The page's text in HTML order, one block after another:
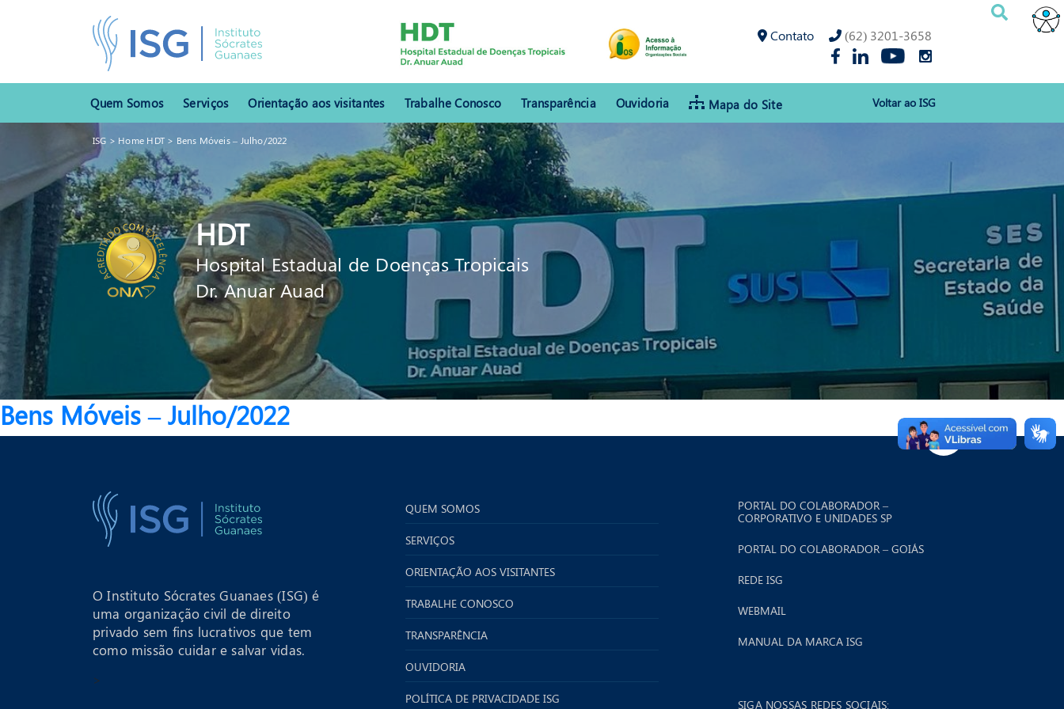
Contato (62) 3201-3658
Quem Somos Serviços Orientação aos visitantes Trabalhe Conosco Transparência Ouvidoria Mapa do Site Voltar ao ISG
ISG > Home HDT> Bens Móveis – Julho/2022
HDT
Hospital Estadual de Doenças Tropicais
Dr. Anuar Auad
Bens Móveis – Julho/2022
O Instituto Sócrates Guanaes (ISG) é
uma organização civil de direito
privado sem fins lucrativos que tem
como missão cuidar e salvar vidas.
>
QUEM SOMOS
SERVIÇOS
ORIENTAÇÃO AOS VISITANTES
TRABALHE CONOSCO
TRANSPARÊNCIA
OUVIDORIA
POLÍTICA DE PRIVACIDADE ISG
PORTAL DO COLABORADOR –
CORPORATIVO E UNIDADES SP
PORTAL DO COLABORADOR – GOIÁS
REDE ISG
WEBMAIL
MANUAL DA MARCA ISG
SIGA NOSSAS REDES SOCIAIS: